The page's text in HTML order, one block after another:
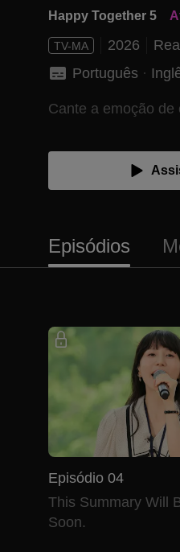
Happy Together 5
TV-MA 2026
Português ·
Cante a emoção
Episódios
Episódio 04
This Summary Will
Soon.